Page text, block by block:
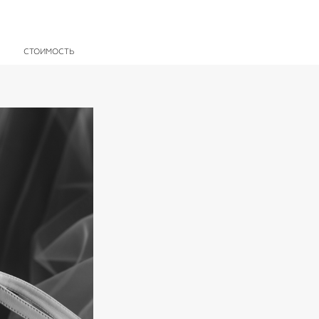
СТОИМОСТЬ
СТОИМОСТЬ